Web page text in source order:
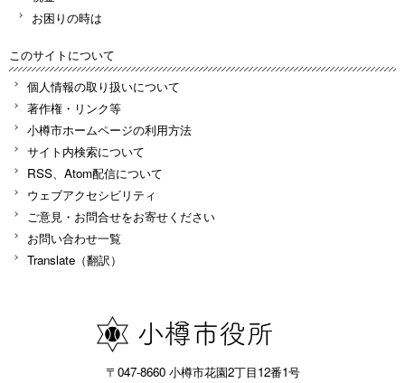
お困りの時は
このサイトについて
個人情報の取り扱いについて
著作権・リンク等
小樽市ホームページの利用方法
サイト内検索について
RSS、Atom配信について
ウェブアクセシビリティ
ご意見・お問合せをお寄せください
お問い合わせ一覧
Translate（翻訳）
〒047-8660 小樽市花園2丁目12番1号